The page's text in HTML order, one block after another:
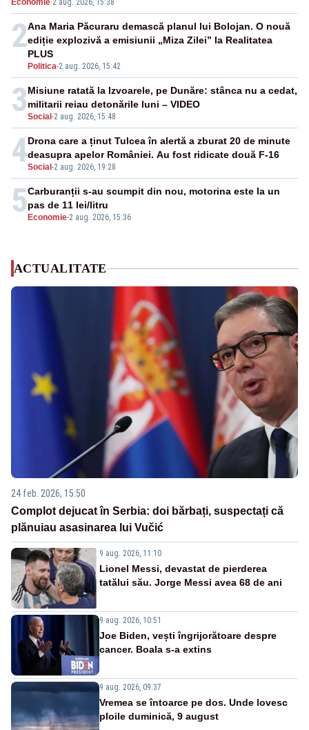
Economie·2 aug. 2026, 15:38
2
Politica-2 aug. 2026, 15:42
Ana Maria Păcuraru demască planul lui Bolojan. O nouă
ediție explozivă a emisiunii „Miza Zilei” la Realitatea
PLUS
3Social -2 aug. 2026, 15:48
Misiune ratată la Izvoarele, pe Dunăre: stânca nu a cedat,
militarii reiau detonările luni – VIDEO
4Social -2 aug. 2026, 19:28
Drona care a ținut Tulcea în alertă a zburat 20 de minute
deasupra apelor României. Au fost ridicate două F-16
5 Economie-2 aug. 2026, 15:36
Carburanții s-au scumpit din nou, motorina este la un
pas de 11 lei/litru
ACTUALITATE
24 feb. 2026, 15:50
Complot dejucat în Serbia: doi bărbați, suspectați că
plănuiau asasinarea lui Vučić
9 aug. 2026, 11:10
Lionel Messi, devastat de pierderea
tatălui său. Jorge Messi avea 68 de ani
9 aug. 2026, 10:51
Joe Biden, vești îngrijorătoare despre
cancer. Boala s-a extins
9 aug. 2026, 09:37
Vremea se întoarce pe dos. Unde lovesc
ploile duminică, 9 august